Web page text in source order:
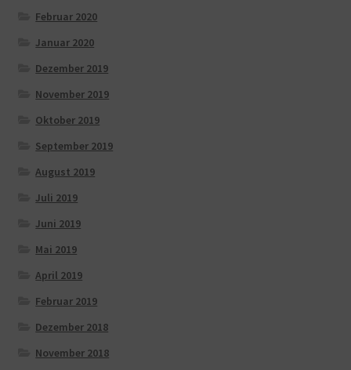
Februar 2020
Januar 2020
Dezember 2019
November 2019
Oktober 2019
September 2019
August 2019
Juli 2019
Juni 2019
Mai 2019
April 2019
Februar 2019
Dezember 2018
November 2018